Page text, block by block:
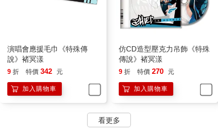
演唱會應援毛巾《特殊傳
說》褚冥漾
9 折 特價 342 元
加入購物車
仿CD造型壓克力吊飾《特殊
傳說》褚冥漾
9 折 特價 270 元
加入購物車
看更多